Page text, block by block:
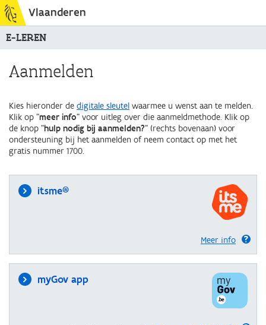
Vlaanderen
E-LEREN
Aanmelden
Kies hieronder de digitale sleutel waarmee u wenst aan te melden.
Klik op "meer info" voor uitleg over die aanmeldmethode. Klik op
de knop "hulp nodig bij aanmelden?" (rechts bovenaan) voor
ondersteuning bij het aanmelden of neem contact op met het
gratis nummer 1700.
itsme®
Meer info
myGov app